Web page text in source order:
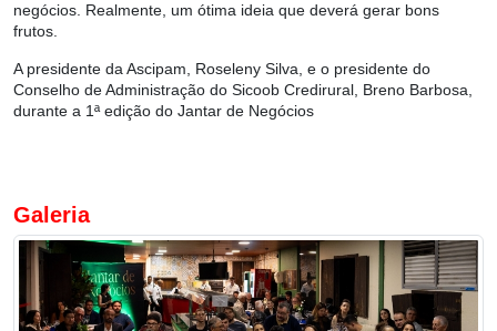
negócios. Realmente, um ótima ideia que deverá gerar bons
frutos.
A presidente da Ascipam, Roseleny Silva, e o presidente do
Conselho de Administração do Sicoob Credirural, Breno Barbosa,
durante a 1ª edição do Jantar de Negócios
Galeria